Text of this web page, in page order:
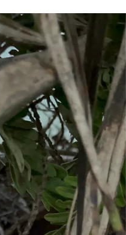
esto es crucial.
cuán listos están en
es una herramienta
evaluar el bienestar de los
pocas veces se utiliza tanto
esta entrada, te hablo de
Salvajes en Cautividad: Todo
en artículos